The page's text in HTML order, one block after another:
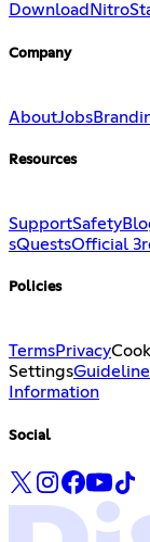
Download Nitro
Company
AboutJobs
Resources
SupportSafety
sQuestsOfficial
Policies
TermsPrivacy
Settings
Information
Social